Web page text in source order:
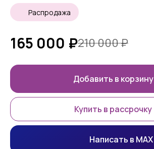
Распродажа
165 000 ₽210 000₽
Добавить в корзину
Купить в рассрочку
Написать в MAX